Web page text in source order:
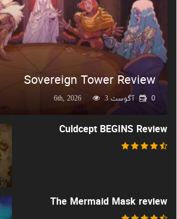
Sovereign Tower Review
آگوست 6th, 2026 3 0
Culdcept BEGINS Review
The Mermaid Mask review